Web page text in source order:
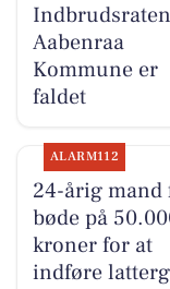
Aabenraa
Kommune er
faldet
ALARM112
24-årig mand
bøde på
kroner for at
indføre